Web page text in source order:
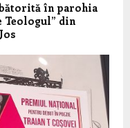
în parohia
Teologul” din